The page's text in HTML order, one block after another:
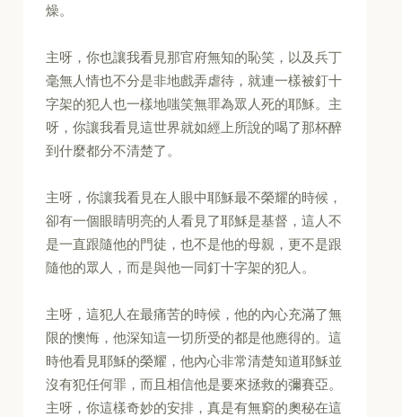
燥。
主呀，你也讓我看見那官府無知的恥笑，以及兵丁
毫無人情也不分是非地戲弄虐待，就連一樣被釘十
字架的犯人也一樣地嗤笑無罪為眾人死的耶穌。主
呀，你讓我看見這世界就如經上所說的喝了那杯醉
到什麼都分不清楚了。
主呀，你讓我看見在人眼中耶穌最不榮耀的時候，
卻有一個眼睛明亮的人看見了耶穌是基督，這人不
是一直跟隨他的門徒，也不是他的母親，更不是跟
隨他的眾人，而是與他一同釘十字架的犯人。
主呀，這犯人在最痛苦的時候，他的內心充滿了無
限的懊悔，他深知這一切所受的都是他應得的。這
時他看見耶穌的榮耀，他內心非常清楚知道耶穌並
沒有犯任何罪，而且相信他是要來拯救的彌賽亞。
主呀，你這樣奇妙的安排，真是有無窮的奧秘在這